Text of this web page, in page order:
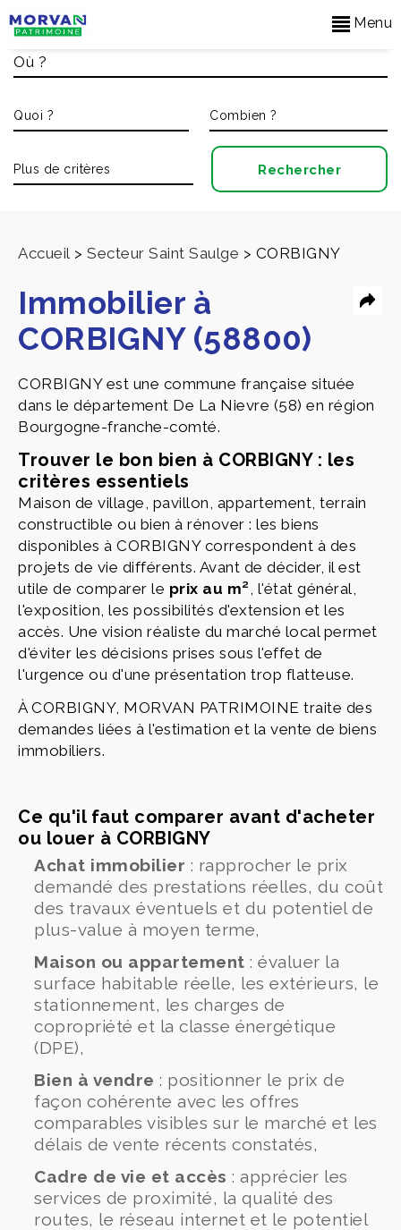
Menu
Accueil > Secteur Saint Saulge > CORBIGNY
Immobilier à
CORBIGNY (58800)
CORBIGNY est une commune française située
dans le département De La Nievre (58) en région
Bourgogne-franche-comté.
Trouver le bon bien à CORBIGNY : les
critères essentiels
Maison de village, pavillon, appartement, terrain
constructible ou bien à rénover : les biens
disponibles à CORBIGNY correspondent à des
projets de vie différents. Avant de décider, il est
utile de comparer le prix au m², l'état général,
l'exposition, les possibilités d'extension et les
accès. Une vision réaliste du marché local permet
d'éviter les décisions prises sous l'effet de
l'urgence ou d'une présentation trop flatteuse.
À CORBIGNY, MORVAN PATRIMOINE traite des
demandes liées à l'estimation et la vente de biens
immobiliers.
Ce qu'il faut comparer avant d'acheter
ou louer à CORBIGNY
Achat immobilier : rapprocher le prix
demandé des prestations réelles, du coût
des travaux éventuels et du potentiel de
plus-value à moyen terme,
Maison ou appartement : évaluer la
surface habitable réelle, les extérieurs, le
stationnement, les charges de
copropriété et la classe énergétique
(DPE),
Bien à vendre : positionner le prix de
façon cohérente avec les offres
comparables visibles sur le marché et les
délais de vente récents constatés,
Cadre de vie et accès : apprécier les
services de proximité, la qualité des
routes, le réseau internet et le potentiel